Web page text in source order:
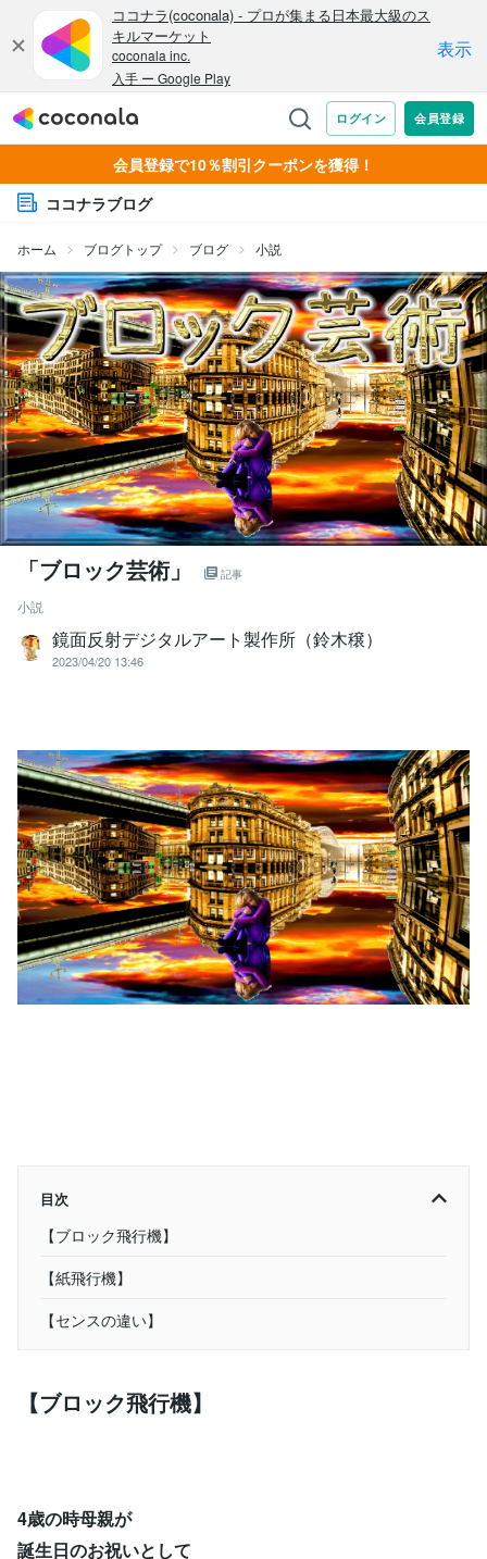
会員登録で10％割引クーポンを獲得！
ココナラブログ
ホーム ブログトップ ブログ 小説
「ブロック芸術」 記事
小説
鏡面反射デジタルアート製作所（鈴木穣）
2023/04/20 13:46
目次
【ブロック飛行機】
【紙飛行機】
【センスの違い】
【ブロック飛行機】
4歳の時母親が
誕生日のお祝いとして